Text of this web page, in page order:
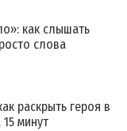
как слышать
слова
раскрыть героя в
минут